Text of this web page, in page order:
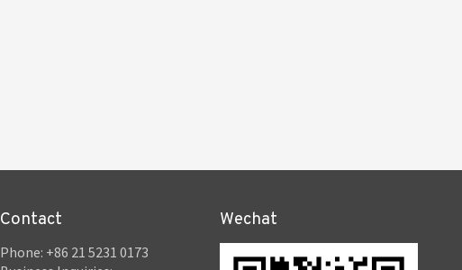
Contact
Phone: +86 21 5231 0173
Wechat